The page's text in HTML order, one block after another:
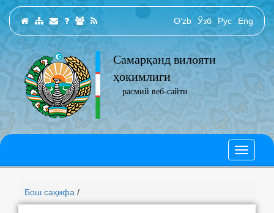
O‘zb Ўзб Рус Eng
Самарқанд вилояти
ҳокимлиги
расмий веб-сайти
Бош саҳифа /